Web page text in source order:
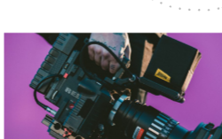
Augmenter votre
En moyenne, la vidéo